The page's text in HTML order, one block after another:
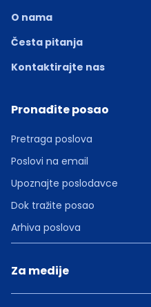
O nama
Česta pitanja
Kontaktirajte nas
Pronađite posao
Pretraga poslova
Poslovi na email
Upoznajte poslodavce
Dok tražite posao
Arhiva poslova
Za medije